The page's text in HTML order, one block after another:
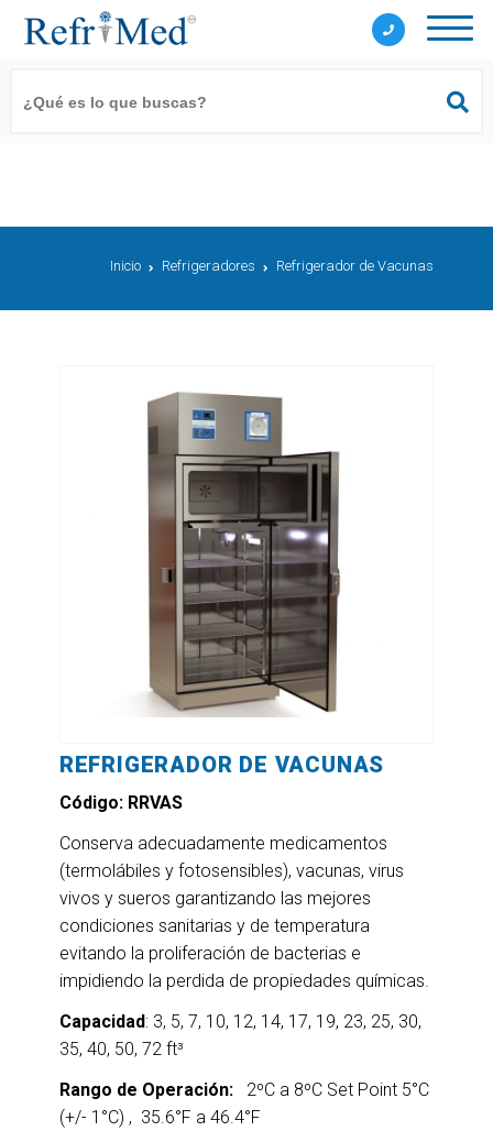
Inicio Refrigeradores Refrigerador de Vacunas
REFRIGERADOR DE VACUNAS
Código: RRVAS
Conserva adecuadamente medicamentos
(termolábiles y fotosensibles), vacunas, virus
vivos y sueros garantizando las mejores
condiciones sanitarias y de temperatura
evitando la proliferación de bacterias e
impidiendo la perdida de propiedades químicas.
Capacidad: 3, 5, 7, 10, 12, 14, 17, 19, 23, 25, 30,
35, 40, 50, 72 ft³
Rango de Operación:2ºC a 8ºC Set Point 5°C
(+/- 1°C) , 35.6°F a 46.4°F